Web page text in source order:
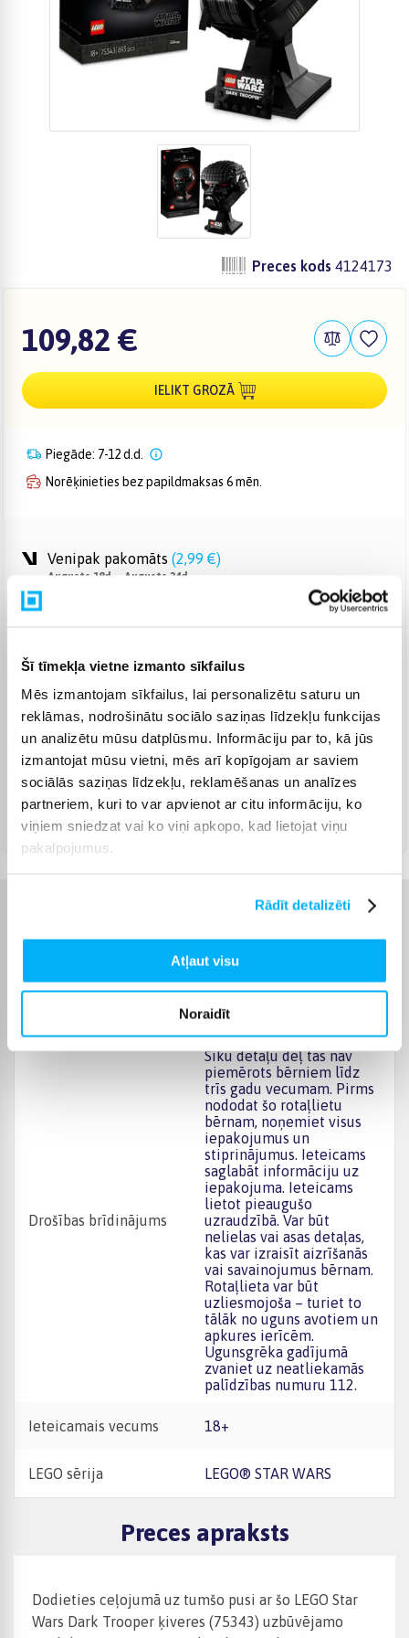
Šī tīmekļa vietne izmanto sīkfailus
Mēs izmantojam sīkfailus, lai personalizētu saturu un
reklāmas, nodrošinātu sociālo saziņas līdzekļu funkcijas
un analizētu mūsu datplūsmu. Informāciju par to, kā jūs
izmantojat mūsu vietni, mēs arī kopīgojam ar saviem
sociālās saziņas līdzekļu, reklamēšanas un analīzes
partneriem, kuri to var apvienot ar citu informāciju, ko
viņiem sniedzat vai ko viņi apkopo, kad lietojat viņu
pakalpojumus.
Rādīt detalizēti
Atļaut visu
Noraidīt
Preces kods 4124173
109,82 €
IELIKT GROZĀ
Piegāde: 7-12 d.d.
Norēķinieties bez papildmaksas 6 mēn.
Venipak pakomāts (2,99 €)
Augusts 18d. - Augusts 24d.
Omniva pakomāts (3,99 €)
Augusts 18d. - Augusts 24d.
Smartposti pakomāts (2,99 €)
Augusts 18d. - Augusts 24d.
DPD pakomāts (4,99 €)
Augusts 18d. - Augusts 24d.
DPD kurjers (4,99 €)
Augusts 18d. - Augusts 25d.
LEGO
Konstruktori
Drošības brīdinājums
Sīku detaļu dēļ tas nav
piemērots bērniem līdz
trīs gadu vecumam. Pirms
nododat šo rotaļlietu
bērnam, noņemiet visus
iepakojumus un
stiprinājumus. Ieteicams
saglabāt informāciju uz
iepakojuma. Ieteicams
lietot pieaugušo
uzraudzībā. Var būt
nelielas vai asas detaļas,
kas var izraisīt aizrīšanās
vai savainojumus bērnam.
Rotaļlieta var būt
uzliesmojoša – turiet to
tālāk no uguns avotiem un
apkures ierīcēm.
Ugunsgrēka gadījumā
zvaniet uz neatliekamās
palīdzības numuru 112.
Ieteicamais vecums 18+
LEGO sērija LEGO® STAR WARS
Preces apraksts
Dodieties ceļojumā uz tumšo pusi ar šo LEGO Star
Wars Dark Trooper ķiveres (75343) uzbūvējamo